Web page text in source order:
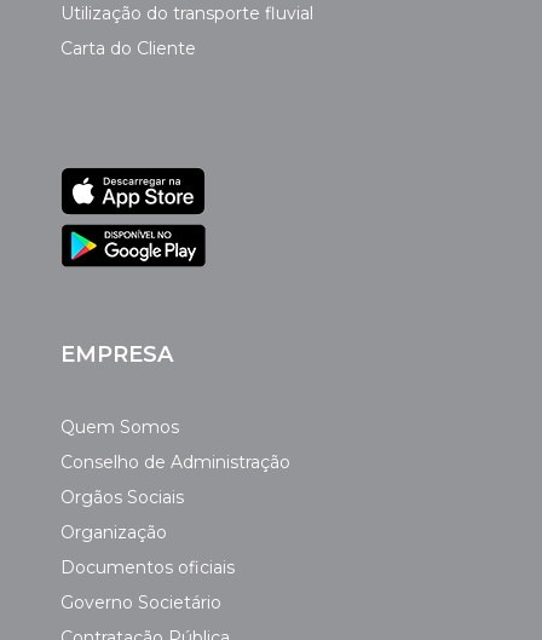
Utilização do transporte fluvial
Carta do Cliente
EMPRESA
Quem Somos
Conselho de Administração
Orgãos Sociais
Organização
Documentos oficiais
Governo Societário